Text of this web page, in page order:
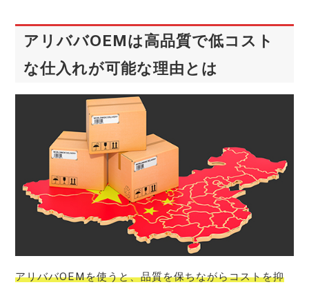
アリババOEMは高品質で低コスト
な仕入れが可能な理由とは
アリババOEMを使うと、品質を保ちながらコストを抑